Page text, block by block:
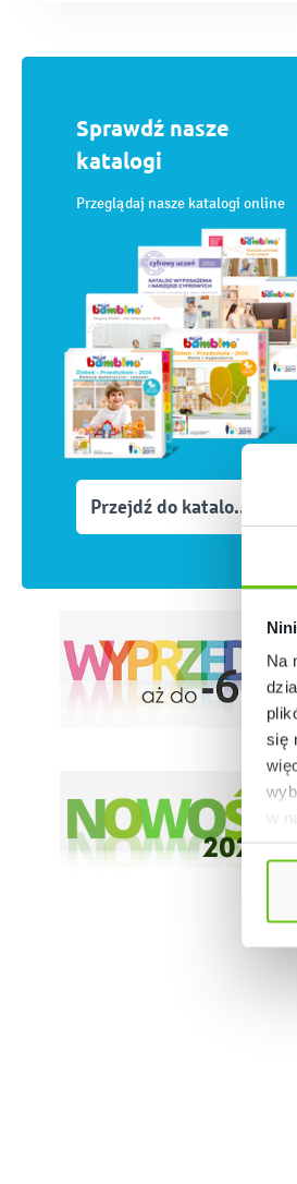
Na
się
w
Sprawdź nasze
katalogi
Przeglądaj nasze katalogi online
Przejdź do katalogów